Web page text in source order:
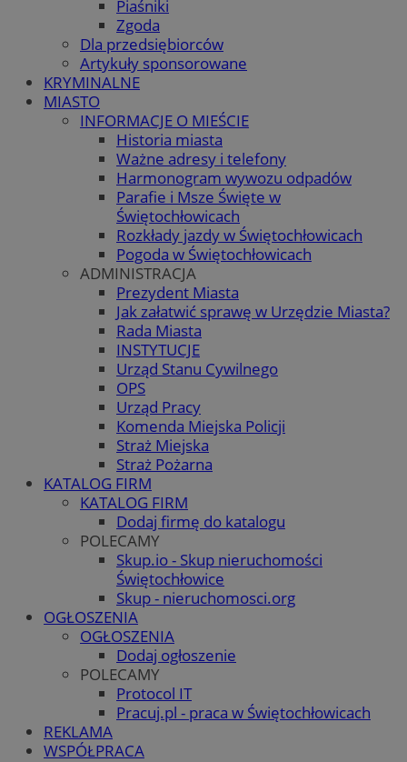
Piaśniki
Zgoda
Dla przedsiębiorców
Artykuły sponsorowane
KRYMINALNE
MIASTO
INFORMACJE O MIEŚCIE
Historia miasta
Ważne adresy i telefony
Harmonogram wywozu odpadów
Parafie i Msze Święte w
Świętochłowicach
Rozkłady jazdy w Świętochłowicach
Pogoda w Świętochłowicach
ADMINISTRACJA
Prezydent Miasta
Jak załatwić sprawę w Urzędzie Miasta?
Rada Miasta
INSTYTUCJE
Urząd Stanu Cywilnego
OPS
Urząd Pracy
Komenda Miejska Policji
Straż Miejska
Straż Pożarna
KATALOG FIRM
KATALOG FIRM
Dodaj firmę do katalogu
POLECAMY
Skup.io - Skup nieruchomości
Świętochłowice
Skup - nieruchomosci.org
OGŁOSZENIA
OGŁOSZENIA
Dodaj ogłoszenie
POLECAMY
Protocol IT
Pracuj.pl - praca w Świętochłowicach
REKLAMA
WSPÓŁPRACA